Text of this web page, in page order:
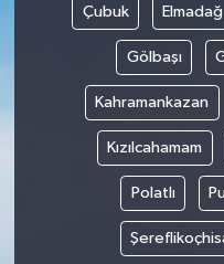
Çubuk Elmadağ
Gölbaşı
Kahramankazan
Kızılcahamam
Polatlı
YUNUSEMRE
MANİSA'YI
TÜRKİYE'DE
ÖZEL HABER